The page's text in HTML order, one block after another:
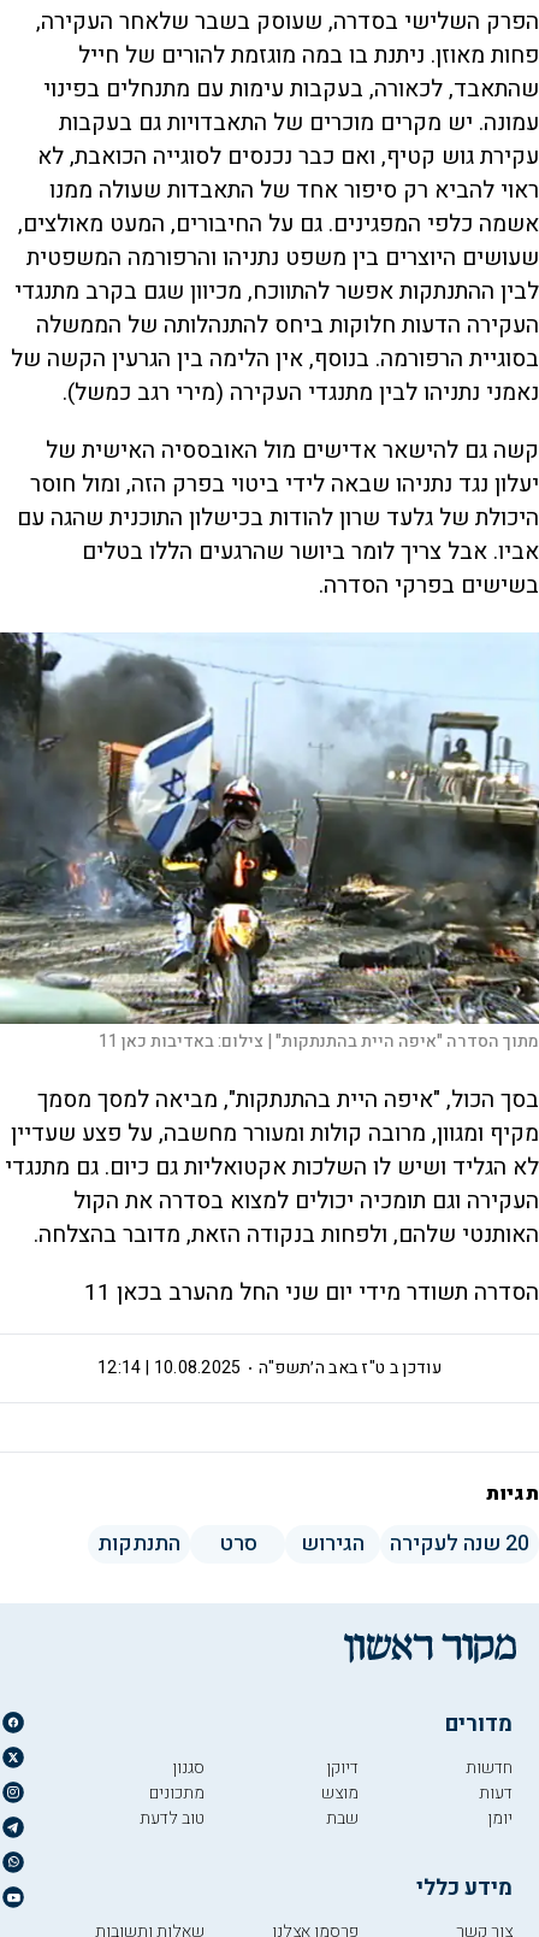
הפרק השלישי בסדרה, שעוסק בשבר שלאחר העקירה,
פחות מאוזן. ניתנת בו במה מוגזמת להורים של חייל
שהתאבד, לכאורה, בעקבות עימות עם מתנחלים בפינוי
עמונה. יש מקרים מוכרים של התאבדויות גם בעקבות
עקירת גוש קטיף, ואם כבר נכנסים לסוגייה הכואבת, לא
ראוי להביא רק סיפור אחד של התאבדות שעולה ממנו
אשמה כלפי המפגינים. גם על החיבורים, המעט מאולצים,
שעושים היוצרים בין משפט נתניהו והרפורמה המשפטית
לבין ההתנתקות אפשר להתווכח, מכיוון שגם בקרב מתנגדי
העקירה הדעות חלוקות ביחס להתנהלותה של הממשלה
בסוגיית הרפורמה. בנוסף, אין הלימה בין הגרעין הקשה של
נאמני נתניהו לבין מתנגדי העקירה (מירי רגב כמשל).
קשה גם להישאר אדישים מול האובססיה האישית של
יעלון נגד נתניהו שבאה לידי ביטוי בפרק הזה, ומול חוסר
היכולת של גלעד שרון להודות בכישלון התוכנית שהגה עם
אביו. אבל צריך לומר ביושר שהרגעים הללו בטלים
בשישים בפרקי הסדרה.
מתוך הסדרה "איפה היית בהתנתקות" | צילום:באדיבות כאן 11
בסך הכול, "איפה היית בהתנתקות", מביאה למסך מסמך
מקיף ומגוון, מרובה קולות ומעורר מחשבה, על פצע שעדיין
לא הגליד ושיש לו השלכות אקטואליות גם כיום. גם מתנגדי
העקירה וגם תומכיה יכולים למצוא בסדרה את הקול
האותנטי שלהם, ולפחות בנקודה הזאת, מדובר בהצלחה.
הסדרה תשודר מידי יום שני החל מהערב בכאן 11
ט"ז באב ה׳תשפ"ה 10.08.2025 | 12:14 עודכן ב
תגיות
20 שנה לעקירה הגירוש סרט התנתקות
מדורים
חדשות
דעות
יומן
דיוקן
מוצש
שבת
סגנון
מתכונים
טוב לדעת
מידע כללי
צור קשר פרסמו אצלנו שאלות ותשובות